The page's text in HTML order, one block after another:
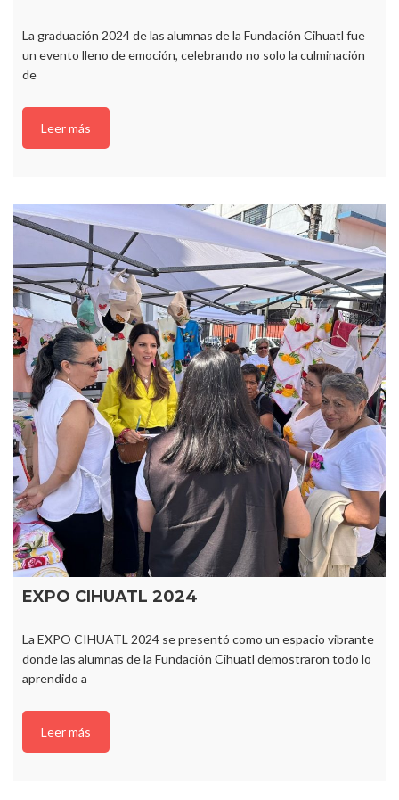
La graduación 2024 de las alumnas de la Fundación Cihuatl fue
un evento lleno de emoción, celebrando no solo la culminación
de
Leer más
EXPO CIHUATL 2024
La EXPO CIHUATL 2024 se presentó como un espacio vibrante
donde las alumnas de la Fundación Cihuatl demostraron todo lo
aprendido a
Leer más